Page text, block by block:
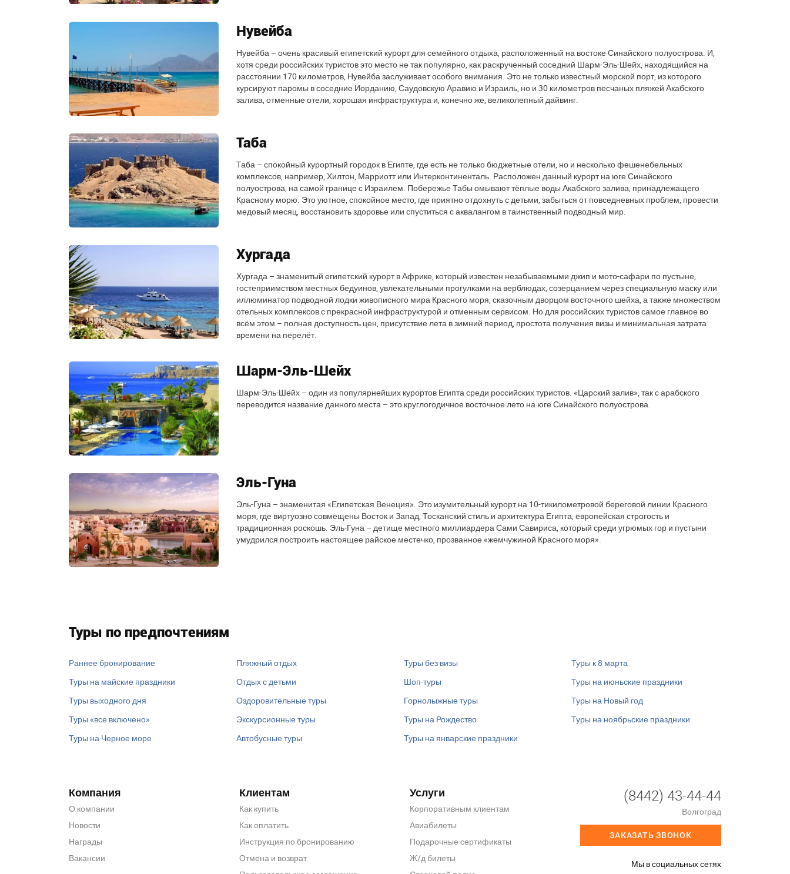
Нувейба
Нувейба – очень красивый египетский курорт для семейного отдыха, расположенный на востоке Синайского полуострова. И,
хотя среди российских туристов это место не так популярно, как раскрученный соседний Шарм-Эль-Шейх, находящийся на
расстоянии 170 километров, Нувейба заслуживает особого внимания. Это не только известный морской порт, из которого
курсируют паромы в соседние Иорданию, Саудовскую Аравию и Израиль, но и 30 километров песчаных пляжей Акабского
залива, отменные отели, хорошая инфраструктура и, конечно же, великолепный дайвинг.
Таба
Таба – спокойный курортный городок в Египте, где есть не только бюджетные отели, но и несколько фешенебельных
комплексов, например, Хилтон, Марриотт или Интерконтиненталь. Расположен данный курорт на юге Синайского
полуострова, на самой границе с Израилем. Побережье Табы омывают тёплые воды Акабского залива, принадлежащего
Красному морю. Это уютное, спокойное место, где приятно отдохнуть с детьми, забыться от повседневных проблем, провести
медовый месяц, восстановить здоровье или спуститься с аквалангом в таинственный подводный мир.
Хургада
Хургада – знаменитый египетский курорт в Африке, который известен незабываемыми джип и мото-сафари по пустыне,
гостеприимством местных бедуинов, увлекательными прогулками на верблюдах, созерцанием через специальную маску или
иллюминатор подводной лодки живописного мира Красного моря, сказочным дворцом восточного шейха, а также множеством
отельных комплексов с прекрасной инфраструктурой и отменным сервисом. Но для российских туристов самое главное во
всём этом – полная доступность цен, присутствие лета в зимний период, простота получения визы и минимальная затрата
времени на перелёт.
Шарм-Эль-Шейх
Шарм-Эль-Шейх – один из популярнейших курортов Египта среди российских туристов. «Царский залив», так с арабского
переводится название данного места – это круглогодичное восточное лето на юге Синайского полуострова.
Эль-Гуна
Эль-Гуна – знаменитая «Египетская Венеция». Это изумительный курорт на 10-тикилометровой береговой линии Красного
моря, где виртуозно совмещены Восток и Запад, Тосканский стиль и архитектура Египта, европейская строгость и
традиционная роскошь. Эль-Гуна – детище местного миллиардера Сами Савириса, который среди угрюмых гор и пустыни
умудрился построить настоящее райское местечко, прозванное «жемчужиной Красного моря».
Туры по предпочтениям
Раннее бронирование
Туры на майские праздники
Туры выходного дня
Туры «все включено»
Туры на Черное море
Пляжный отдых
Отдых с детьми
Оздоровительные туры
Экскурсионные туры
Автобусные туры
Туры без визы
Шоп-туры
Горнолыжные туры
Туры на Рождество
Туры на январские праздники
Туры к 8 марта
Туры на июньские праздники
Туры на Новый год
Туры на ноябрьские праздники
Компания
О компании
Новости
Награды
Вакансии
Клиентам
Как купить
Как оплатить
Инструкция по бронированию
Отмена и возврат
Услуги
Корпоративным клиентам
Авиабилеты
Подарочные сертификаты
Ж/д билеты
(8442) 43-44-44
Волгоград
ЗАКАЗАТЬ ЗВОНОК
Мы в социальных сетях